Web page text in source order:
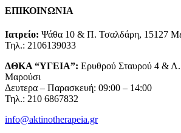
ΕΠΙΚΟΙΝΩΝΙΑ
Ιατρείο: Ψάθα 10 & Π. Τσαλδάρη, 15127
Τηλ.: 2106139033
ΔΘΚΑ “ΥΓΕΙΑ”: Ερυθρού Σταυρού 4 & Λ.
Μαρούσι
Δευτερα – Παρασκευή: 09:00 – 14:00
Τηλ.: 210 6867832
info@aktinotherapeia.gr